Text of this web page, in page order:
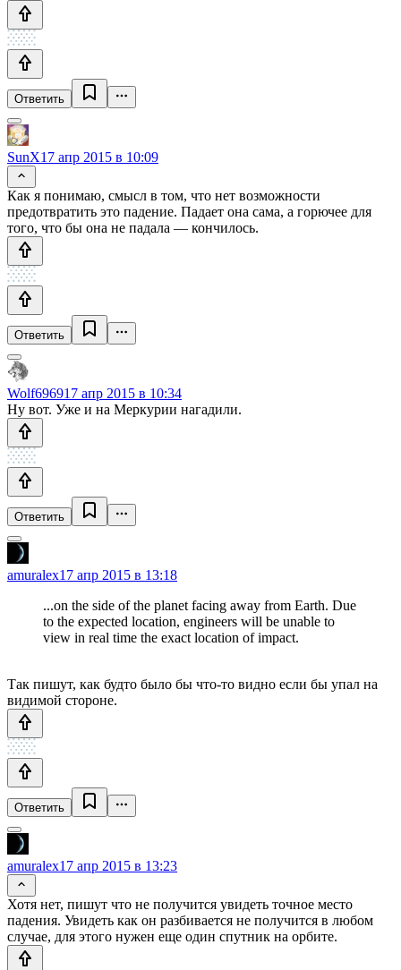
Ответить
SunX17 апр 2015 в 10:09
Как я понимаю, смысл в том, что нет возможности
предотвратить это падение. Падает она сама, а горючее для
того, что бы она не падала — кончилось.
Ответить
Wolf696917 апр 2015 в 10:34
Ну вот. Уже и на Меркурии нагадили.
Ответить
amuralex17 апр 2015 в 13:18
...on the side of the planet facing away from Earth. Due
to the expected location, engineers will be unable to
view in real time the exact location of impact.
Так пишут, как будто было бы что-то видно если бы упал на
видимой стороне.
Ответить
amuralex17 апр 2015 в 13:23
Хотя нет, пишут что не получится увидеть точное место
падения. Увидеть как он разбивается не получится в любом
случае, для этого нужен еще один спутник на орбите.